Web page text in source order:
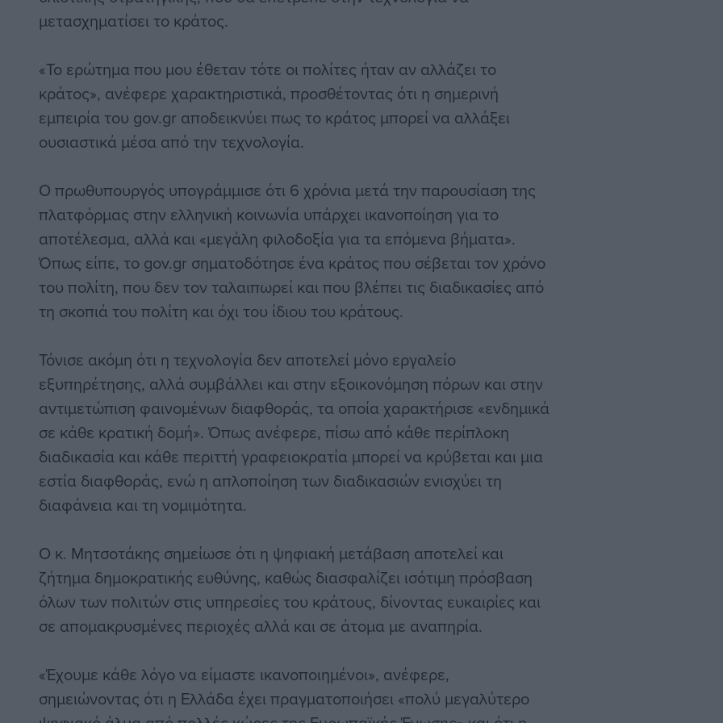
μετασχηματίσει το κράτος.
«Το ερώτημα που μου έθεταν τότε οι πολίτες ήταν αν αλλάζει το
κράτος», ανέφερε χαρακτηριστικά, προσθέτοντας ότι η σημερινή
εμπειρία του gov.gr αποδεικνύει πως το κράτος μπορεί να αλλάξει
ουσιαστικά μέσα από την τεχνολογία.
Ο πρωθυπουργός υπογράμμισε ότι 6 χρόνια μετά την παρουσίαση της
πλατφόρμας στην ελληνική κοινωνία υπάρχει ικανοποίηση για το
αποτέλεσμα, αλλά και «μεγάλη φιλοδοξία για τα επόμενα βήματα».
Όπως είπε, το gov.gr σηματοδότησε ένα κράτος που σέβεται τον χρόνο
του πολίτη, που δεν τον ταλαιπωρεί και που βλέπει τις διαδικασίες από
τη σκοπιά του πολίτη και όχι του ίδιου του κράτους.
Τόνισε ακόμη ότι η τεχνολογία δεν αποτελεί μόνο εργαλείο
εξυπηρέτησης, αλλά συμβάλλει και στην εξοικονόμηση πόρων και στην
αντιμετώπιση φαινομένων διαφθοράς, τα οποία χαρακτήρισε «ενδημικά
σε κάθε κρατική δομή». Όπως ανέφερε, πίσω από κάθε περίπλοκη
διαδικασία και κάθε περιττή γραφειοκρατία μπορεί να κρύβεται και μια
εστία διαφθοράς, ενώ η απλοποίηση των διαδικασιών ενισχύει τη
διαφάνεια και τη νομιμότητα.
Ο κ. Μητσοτάκης σημείωσε ότι η ψηφιακή μετάβαση αποτελεί και
ζήτημα δημοκρατικής ευθύνης, καθώς διασφαλίζει ισότιμη πρόσβαση
όλων των πολιτών στις υπηρεσίες του κράτους, δίνοντας ευκαιρίες και
σε απομακρυσμένες περιοχές αλλά και σε άτομα με αναπηρία.
«Έχουμε κάθε λόγο να είμαστε ικανοποιημένοι», ανέφερε,
σημειώνοντας ότι η Ελλάδα έχει πραγματοποιήσει «πολύ μεγαλύτερο